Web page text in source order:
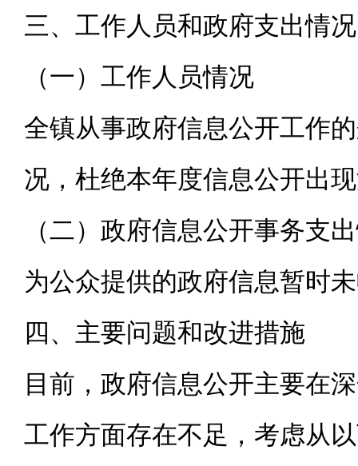
三、工作人员和政府支出情况
（一）工作人员情况
全镇从事政府信息公开工作
况，杜绝本年度信息公开出
（二）政府信息公开事务支
为公众提供的政府信息暂时
四、主要问题和改进措施
目前，政府信息公开主要在
工作方面存在不足，考虑从